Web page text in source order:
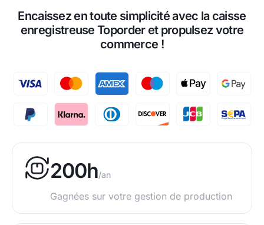
Encaissez en toute simplicité avec la caisse
enregistreuse Toporder et propulsez votre
commerce !
200h/an
Gagnées sur votre gestion de production